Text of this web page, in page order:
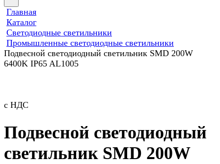
Главная
Каталог
Светодиодные светильники
Промышленные светодиодные светильники
Подвесной светодиодный светильник SMD 200W
6400K IP65 AL1005
с НДС
Подвесной светодиодный
светильник SMD 200W